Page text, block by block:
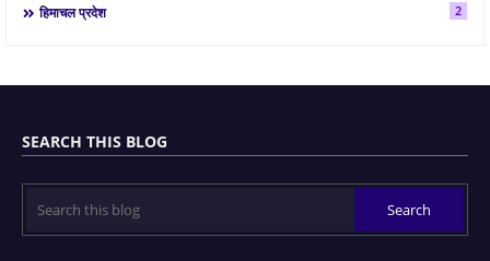
हिमाचल प्रदेश 2
SEARCH THIS BLOG